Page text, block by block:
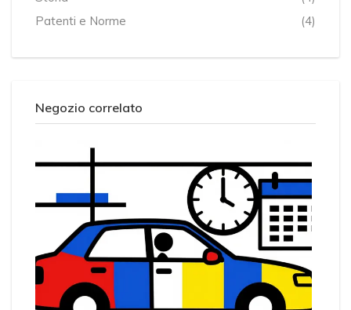
Patenti e Norme
(4)
Negozio correlato